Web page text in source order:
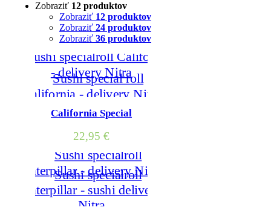
Zobraziť 12 produktov
Zobraziť 12 produktov
Zobraziť 24 produktov
Zobraziť 36 produktov
California Special
22,95 €